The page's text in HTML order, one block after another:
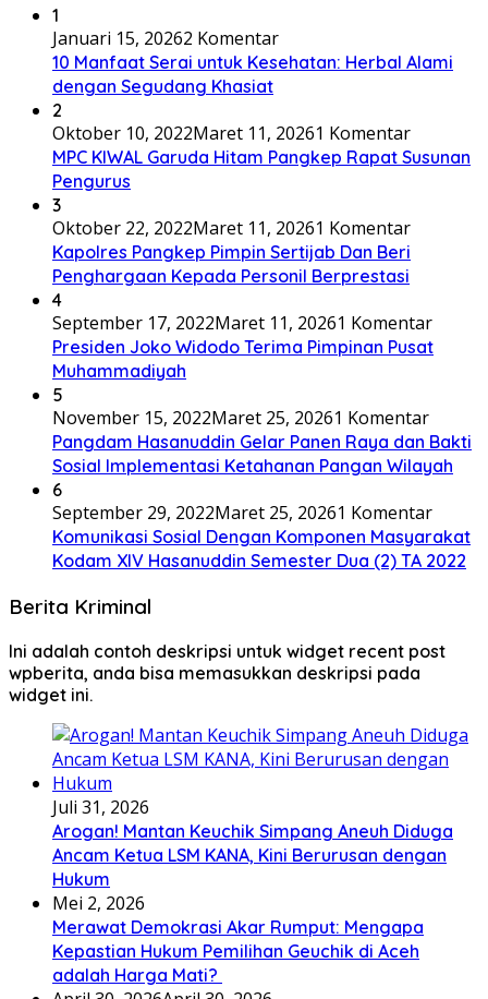
1
Januari 15, 20262 Komentar
10 Manfaat Serai untuk Kesehatan: Herbal Alami
dengan Segudang Khasiat
2
Oktober 10, 2022Maret 11, 20261 Komentar
MPC KIWAL Garuda Hitam Pangkep Rapat Susunan
Pengurus
3
Oktober 22, 2022Maret 11, 20261 Komentar
Kapolres Pangkep Pimpin Sertijab Dan Beri
Penghargaan Kepada Personil Berprestasi
4
September 17, 2022Maret 11, 20261 Komentar
Presiden Joko Widodo Terima Pimpinan Pusat
Muhammadiyah
5
November 15, 2022Maret 25, 20261 Komentar
Pangdam Hasanuddin Gelar Panen Raya dan Bakti
Sosial Implementasi Ketahanan Pangan Wilayah
6
September 29, 2022Maret 25, 20261 Komentar
Komunikasi Sosial Dengan Komponen Masyarakat
Kodam XIV Hasanuddin Semester Dua (2) TA 2022
Berita Kriminal
Ini adalah contoh deskripsi untuk widget recent post
wpberita, anda bisa memasukkan deskripsi pada
widget ini.
Juli 31, 2026
Arogan! Mantan Keuchik Simpang Aneuh Diduga
Ancam Ketua LSM KANA, Kini Berurusan dengan
Hukum
Mei 2, 2026
Merawat Demokrasi Akar Rumput: Mengapa
Kepastian Hukum Pemilihan Geuchik di Aceh
adalah Harga Mati? ‎